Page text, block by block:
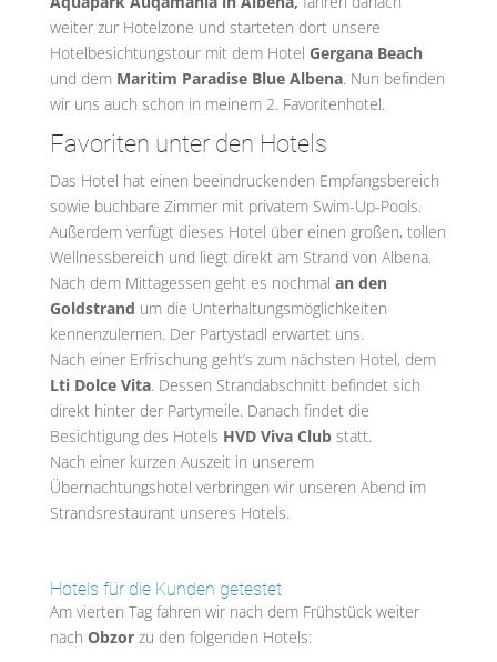
weiter zur Hotelzone und starteten dort unsere
Hotelbesichtungstour mit dem Hotel Gergana Beach
und dem Maritim Paradise Blue Albena. Nun befinden
wir uns auch schon in meinem 2. Favoritenhotel.
Favoriten unter den Hotels
Das Hotel hat einen beeindruckenden Empfangsbereich
sowie buchbare Zimmer mit privatem Swim-Up-Pools.
Außerdem verfügt dieses Hotel über einen großen, tollen
Wellnessbereich und liegt direkt am Strand von Albena.
Nach dem Mittagessen geht es nochmal an den
Goldstrand um die Unterhaltungsmöglichkeiten
kennenzulernen. Der Partystadl erwartet uns.
Nach einer Erfrischung geht’s zum nächsten Hotel, dem
Lti Dolce Vita. Dessen Strandabschnitt befindet sich
direkt hinter der Partymeile. Danach findet die
Besichtigung des Hotels HVD Viva Clubstatt.
Nach einer kurzen Auszeit in unserem
Übernachtungshotel verbringen wir unseren Abend im
Strandsrestaurant unseres Hotels.
Hotels für die Kunden getestet
Am vierten Tag fahren wir nach dem Frühstück weiter
nach Obzorzu den folgenden Hotels: